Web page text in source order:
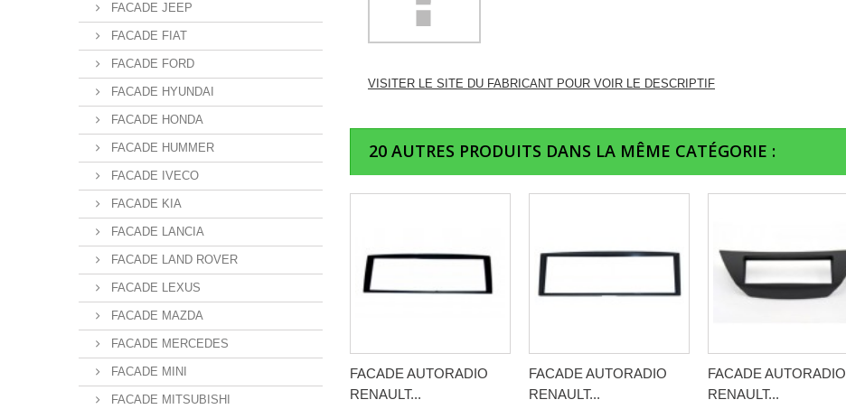
FACADE JEEP
FACADE FIAT
FACADE FORD
FACADE HYUNDAI
FACADE HONDA
FACADE HUMMER
FACADE IVECO
FACADE KIA
FACADE LANCIA
FACADE LAND ROVER
FACADE LEXUS
FACADE MAZDA
FACADE MERCEDES
FACADE MINI
FACADE MITSUBISHI
VISITER LE SITE DU FABRICANT POUR VOIR LE DESCRIPTIF
20 AUTRES PRODUITS DANS LA MÊME CATÉGORIE :
FACADE AUTORADIO
RENAULT...
FACADE AUTORADIO
RENAULT...
FACADE AUTORADIO
RENAULT...